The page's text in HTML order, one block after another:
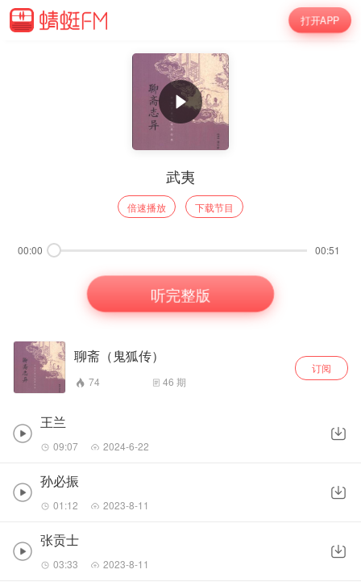
打开APP
武夷
倍速播放 下载节目
00:00 00:51
听完整版
聊斋（鬼狐传）
74 46 期
订阅
王兰
09:07 2024-6-22
孙必振
01:12 2023-8-11
张贡士
03:33 2023-8-11